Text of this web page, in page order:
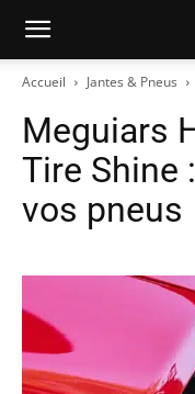
Accueil Jantes & Pneus
Meguiars
Tire Shine
vos pneus